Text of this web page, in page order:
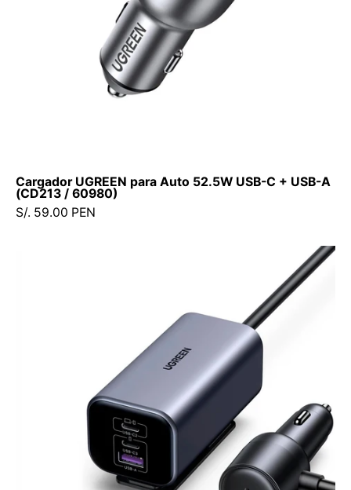
USB-
A
(CD213
/
Cargador UGREEN para Auto 52.5W USB-C + USB-A
(CD213 / 60980)
S/. 59.00 PEN
UGREEN
Multipuerto
(EC706
/
35571)